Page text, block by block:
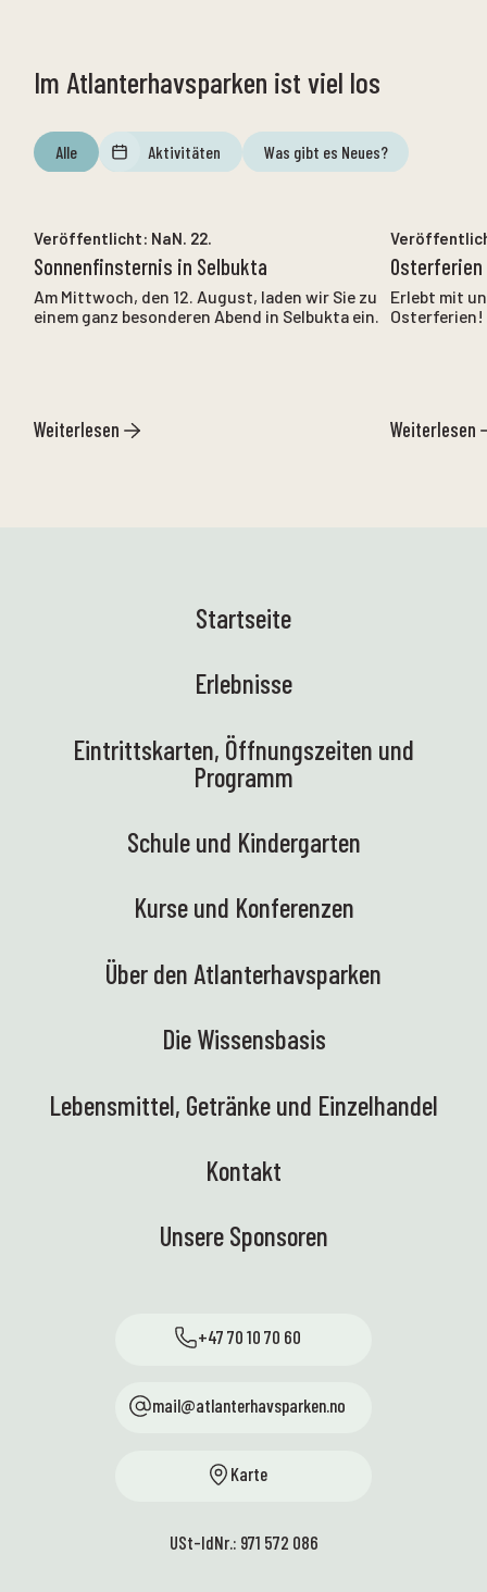
Im Atlanterhavsparken ist viel los
Alle Aktivitäten Was gibt es Neues?
Veröffentlicht: NaN. 22.
Sonnenfinsternis in Selbukta
Am Mittwoch, den 12. August, laden wir Sie zu
einem ganz besonderen Abend in Selbukta ein.
Weiterlesen
Erlebt mit
Osterferien!
Weiterlesen
Startseite
Erlebnisse
Eintrittskarten, Öffnungszeiten und
Programm
Schule und Kindergarten
Kurse und Konferenzen
Über den Atlanterhavsparken
Die Wissensbasis
Lebensmittel, Getränke und Einzelhandel
Kontakt
Unsere Sponsoren
+47 70 10 70 60
mail@atlanterhavsparken.no
Karte
USt-IdNr.: 971 572 086